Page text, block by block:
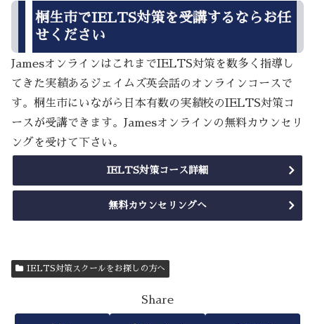
桐生市でIELTS対策を受講するならお任
せください
JamesオンラインはこれまでIELTS対策を数多く指導し
てきた実績あるジェイムズ英会話のオンラインコースで
す。桐生市にいながら日本有数の実績校のIELTS対策コ
ースが受講できます。Jamesオンラインの無料カウンセリ
ングを受けて下さい。
IELTS対策コース詳細
無料カウンセリングへ
IELTS対策スクールをお探しの方へ
Share